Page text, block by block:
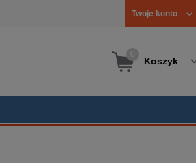
Twoje konto
Koszyk